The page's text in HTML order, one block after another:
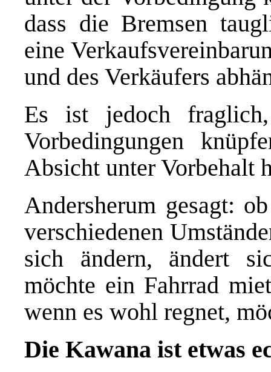
dass die Bremsen
eine
und des Verkäufers
Es ist jedoch
Vorbedingungen
Absicht unter Vorbehalt
Andersherum gesagt:
verschiedenen
sich ändern, ändert
möchte ein Fahrrad
wenn es wohl regnet,
Die Kawana ist etwas